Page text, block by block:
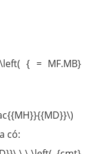
{ = MF.MB}
có: